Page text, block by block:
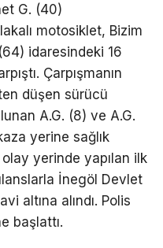
G. (40)
motosiklet, Bizim
idaresindeki 16
Çarpışmanın
düşen sürücü
A.G. (8) ve A.G.
yerine sağlık
yerinde yapılan ilk
İnegöl Devlet
altına alındı. Polis
başlattı.